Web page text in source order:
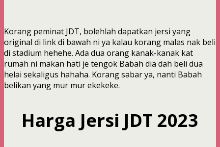
Korang peminat JDT, bolehlah dapatkan jersi yang
original di link di bawah ni ya kalau korang malas nak beli
di stadium hehehe. Ada dua orang kanak-kanak kat
rumah ni makan hati je tengok Babah dia dah beli dua
helai sekaligus hahaha. Korang sabar ya, nanti Babah
belikan yang mur mur ekekeke.
Harga Jersi JDT 2023